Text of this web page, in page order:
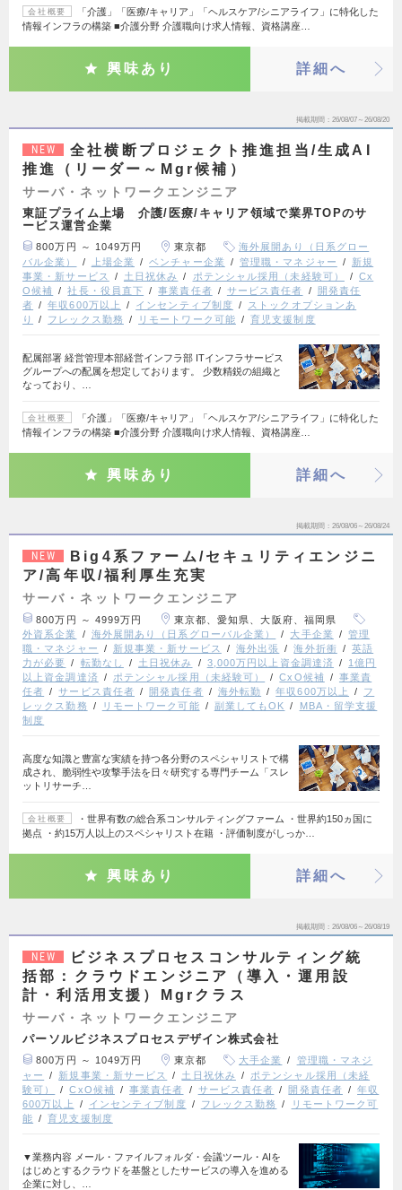
会社概要
「介護」「医療/キャリア」「ヘルスケア/シニアライフ」に特化した
情報インフラの構築 ■介護分野 介護職向け求人情報、資格講座…
興味あり 詳細へ
掲載期間 26/08/07～26/08/20
NEW
全社横断プロジェクト推進担当/生成AI
推進（リーダー～Mgr候補）
サーバ・ネットワークエンジニア
東証プライム上場 介護/医療/キャリア領域で業界TOPのサ
ービス運営企業
800万円 ～ 1049万円 東京都
海外展開あり（日系グロー
バル企業）
上場企業 ベンチャー企業 管理職・マネジャー
新規
事業・新サービス
土日祝休み ポテンシャル採用（未経験可）
Cx
O候補
社長・役員直下 事業責任者 サービス責任者
開発責任
者
年収600万以上 インセンティブ制度
ストックオプションあ
り
フレックス勤務 リモートワーク可能 育児支援制度
配属部署 経営管理本部経営インフラ部 ITインフラサービス
グループへの配属を想定しております。 少数精鋭の組織と
なっており、…
会社概要
「介護」「医療/キャリア」「ヘルスケア/シニアライフ」に特化した
情報インフラの構築 ■介護分野 介護職向け求人情報、資格講座…
興味あり 詳細へ
掲載期間 26/08/06～26/08/24
NEW
Big4系ファーム/セキュリティエンジニ
ア/高年収/福利厚生充実
サーバ・ネットワークエンジニア
800万円 ～ 4999万円
東京都、愛知県、大阪府、福岡県
外資系企業
海外展開あり（日系グローバル企業） 大手企業
管理
職・マネジャー
新規事業・新サービス 海外出張 海外折衝
英語
力が必要
転勤なし 土日祝休み 3,000万円以上資金調達済
1億円
以上資金調達済
ポテンシャル採用（未経験可） CxO候補
事業責
任者
サービス責任者 開発責任者 海外転勤 年収600万以上
フ
レックス勤務
リモートワーク可能 副業してもOK
MBA・留学支援
制度
高度な知識と豊富な実績を持つ各分野のスペシャリストで構
成され、脆弱性や攻撃手法を日々研究する専門チーム「スレ
ットリサーチ…
会社概要
・世界有数の総合系コンサルティングファーム ・世界約150ヵ国に
拠点 ・約15万人以上のスペシャリスト在籍 ・評価制度がしっか…
興味あり 詳細へ
掲載期間 26/08/06～26/08/19
NEW
ビジネスプロセスコンサルティング統
括部：クラウドエンジニア（導入・運用設
計・利活用支援）Mgrクラス
サーバ・ネットワークエンジニア
パーソルビジネスプロセスデザイン株式会社
800万円 ～ 1049万円 東京都 大手企業
管理職・マネジ
ャー
新規事業・新サービス 土日祝休み
ポテンシャル採用（未経
験可）
CxO候補 事業責任者 サービス責任者 開発責任者
年収
600万以上
インセンティブ制度 フレックス勤務
リモートワーク可
能
育児支援制度
▼業務内容 メール・ファイルフォルダ・会議ツール・AIを
はじめとするクラウドを基盤としたサービスの導入を進める
企業に対し、…